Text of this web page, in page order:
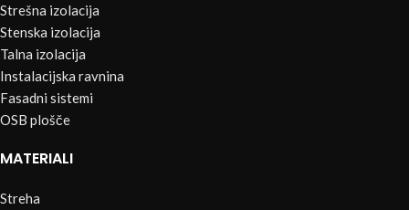
Strešna izolacija
Stenska izolacija
Talna izolacija
Instalacijska ravnina
Fasadni sistemi
OSB plošče
MATERIALI
Streha